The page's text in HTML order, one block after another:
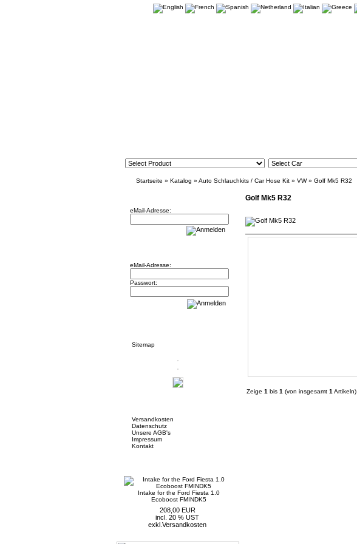
Startseite » Katalog » Auto Schlauchkits / Car Hose Kit » VW» Golf Mk5 R32
eMail-Adresse:
eMail-Adresse:
Passwort:
Sitemap
Versandkosten
Datenschutz
Unsere AGB's
Impressum
Kontakt
Intake for the Ford Fiesta 1.0
Ecoboost FMINDK5
208,00 EUR
incl. 20 % UST
exkl. Versandkosten
Golf Mk5 R32
Zeige 1 bis 1 (von insgesamt 1 Artikeln)